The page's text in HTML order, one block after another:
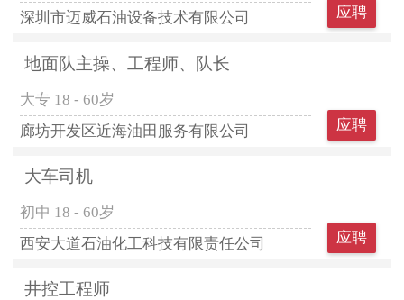
深圳市迈威石油设备技术有限公司
应聘
地面队主操、工程师、队长
大专 18 - 60岁
廊坊开发区近海油田服务有限公司
应聘
大车司机
初中 18 - 60岁
西安大道石油化工科技有限责任公司
应聘
井控工程师